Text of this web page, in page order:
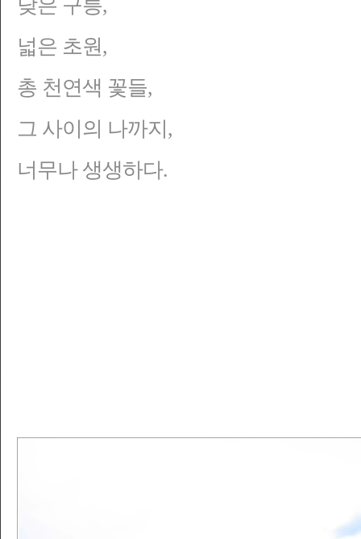
낮은 구릉,
넓은 초원,
총 천연색 꽃들,
그 사이의 나까지,
너무나 생생하다.